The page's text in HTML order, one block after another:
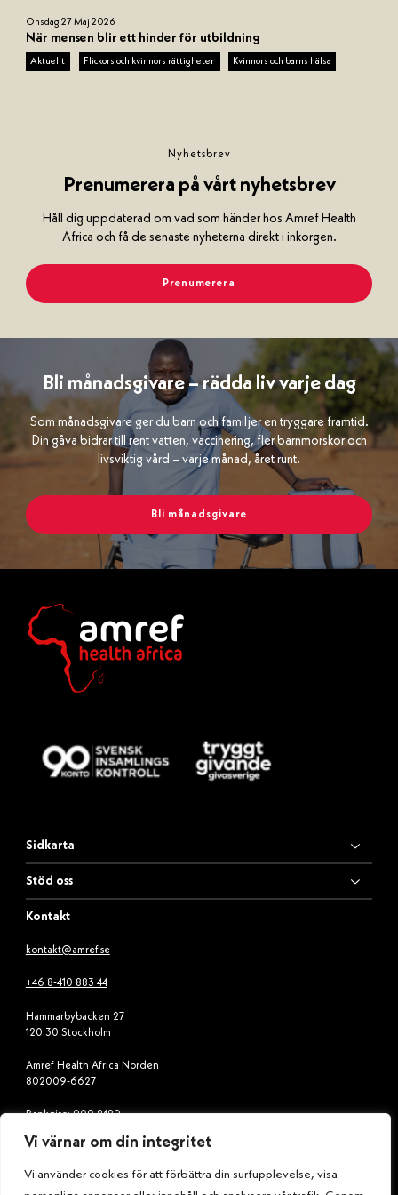
Vi värnar om din integritet
Vi använder cookies för att förbättra din surfupplevelse, visa
a
m
n
k
o
Onsdag 27 Maj 2026
När mensen blir ett hinder för utbildning
Aktuellt Flickors och kvinnors rättigheter Kvinnors och barns hälsa
Nyhetsbrev
Prenumerera på vårt nyhetsbrev
Håll dig uppdaterad om vad som händer hos Amref Health
Africa och få de senaste nyheterna direkt i inkorgen.
Prenumerera
Bli månadsgivare – rädda liv varje dag
Som månadsgivare ger du barn och familjer en tryggare framtid.
Din gåva bidrar till rent vatten, vaccinering, fler barnmorskor och
livsviktig vård – varje månad, året runt.
Bli månadsgivare
Sidkarta
Stöd oss
Kontakt
kontakt@amref.se
+46 8-410 883 44
Hammarbybacken 27
120 30 Stockholm
Amref Health Africa Norden
802009-6627
Bankgiro: 900-2429
Swish: 900 24 29